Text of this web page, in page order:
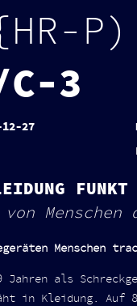
27
HR- P)
C-3
FUNKT
von
Menschen
Jahren als
in Kleidung. Auf